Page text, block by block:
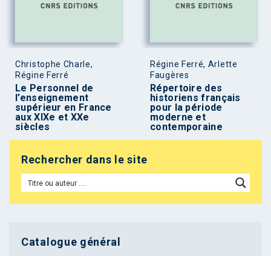
Christophe Charle,
Régine Ferré
Le Personnel de
l’enseignement
supérieur en France
aux XIXe et XXe
siècles
Régine Ferré, Arlette
Faugères
Répertoire des
historiens français
pour la période
moderne et
contemporaine
Rechercher dans le site
Catalogue général